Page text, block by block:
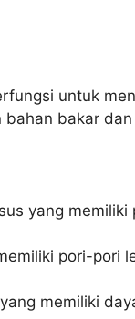
untuk
bakar
yang
pori-pori
memiliki